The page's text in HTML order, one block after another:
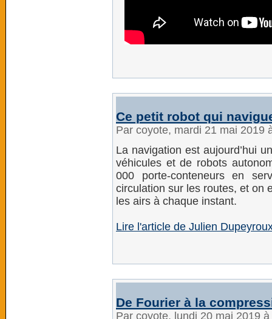
Ce petit robot qui
Par coyote, mardi 21 mai 2019
La navigation est aujourd’hui
véhicules et de robots
000 porte-conteneurs en
circulation sur les routes, et on
les airs à chaque instant.
Lire l'article de Julien
De Fourier à la
Par coyote, lundi 20 mai 2019